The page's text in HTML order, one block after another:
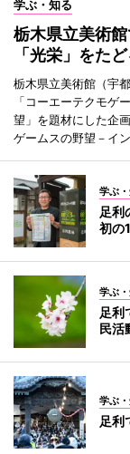
学ぶ・知る
栃木県立美術
「光栄」をた
栃木県立美術館（宇
「コーエーテクモゲ
望」を題材にした企
ゲームスの野望－イ
学ぶ
足
初の
学ぶ
足利
民活
学ぶ
足利